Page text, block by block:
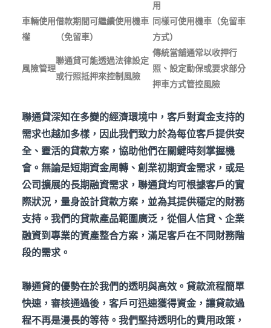
用
車輛使用
權
借款期間可繼續使用機車
（免留車）
同樣可使用機車（免留車
方式）
風險管理
聯通貸可能透過法律設定
或行照抵押來控制風險
傳統當舖通常以收押行
照、設定動保或要求部分
押車方式管控風險
聯通貸深知在多變的經濟環境中，客戶對資金支持的
需求也越加多樣，因此我們致力於為每位客戶提供安
全、靈活的貸款方案，協助他們在關鍵時刻掌握機
會。無論是短期資金周轉、創業初期資金需求，或是
公司擴展的長期融資需求，聯通貸均可根據客戶的實
際狀況，量身設計貸款方案，並為其提供穩定的財務
支持。我們的貸款產品範圍廣泛，從個人信貸、企業
融資到專業的資產整合方案，滿足客戶在不同財務階
段的需求。
聯通貸的優勢在於我們的透明與高效。貸款流程簡單
快速，審核通過後，客戶可迅速獲得資金，讓貸款過
程不再是漫長的等待。我們堅持透明化的費用政策，